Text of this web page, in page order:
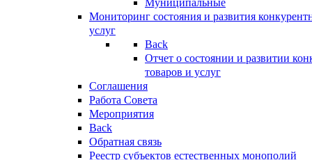
Муниципальные
Мониторинг состояния и развития
услуг
Back
Отчет о состоянии и развитии
товаров и услуг
Соглашения
Работа Совета
Мероприятия
Back
Обратная связь
Реестр субъектов естественных монополий